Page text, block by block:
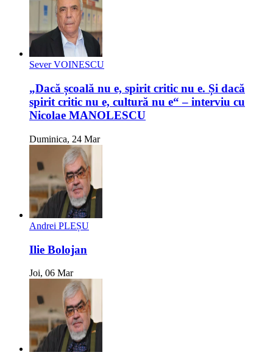
Sever VOINESCU
„Dacă școală nu e, spirit critic nu e. Și dacă
spirit critic nu e, cultură nu e“ – interviu cu
Nicolae MANOLESCU
Duminica, 24 Mar
Andrei PLEȘU
Ilie Bolojan
Joi, 06 Mar